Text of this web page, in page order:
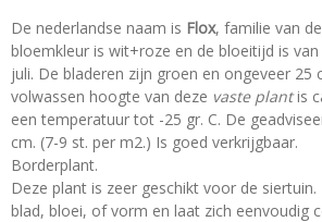
De nederlandse naam is Flox, familie van
bloemkleur is wit+roze en de bloeitijd is
juli. De bladeren zijn groen en ongeveer 25
volwassen hoogte van deze vaste plantis
een temperatuur tot -25 gr. C. De
cm. (7-9 st. per m2.) Is goed verkrijgbaar.
Borderplant.
Deze plant is zeer geschikt voor de
blad, bloei, of vorm en laat zich eenvoudig